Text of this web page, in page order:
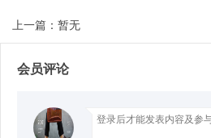
上一篇：暂无
会员评论